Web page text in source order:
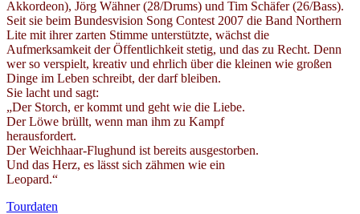
Akkordeon), Jörg Wähner (28/Drums) und Tim Schäfer (26/Bass).
Seit sie beim Bundesvision Song Contest 2007 die Band Northern
Lite mit ihrer zarten Stimme unterstützte, wächst die
Aufmerksamkeit der Öffentlichkeit stetig, und das zu Recht. Denn
wer so verspielt, kreativ und ehrlich über die kleinen wie großen
Dinge im Leben schreibt, der darf bleiben.
Sie lacht und sagt:
„Der Storch, er kommt und geht wie die Liebe.
Der Löwe brüllt, wenn man ihm zu Kampf
herausfordert.
Der Weichhaar-Flughund ist bereits ausgestorben.
Und das Herz, es lässt sich zähmen wie ein
Leopard.“
Tourdaten